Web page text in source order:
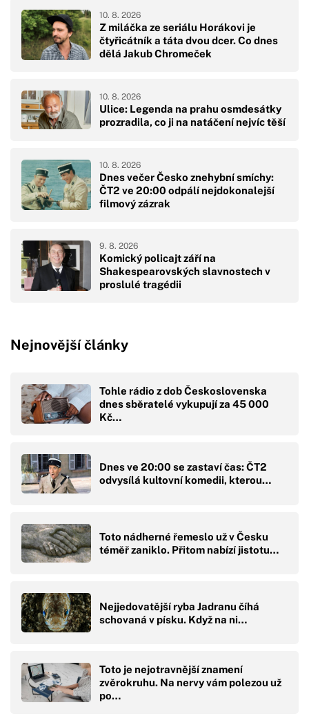
Z miláčka ze seriálu Horákovi je
čtyřicátník a táta dvou dcer. Co dnes
dělá Jakub Chromeček
10. 8. 2026
Ulice: Legenda na prahu osmdesátky
prozradila, co ji na natáčení nejvíc těší
10. 8. 2026
Dnes večer Česko znehybní smíchy:
ČT2 ve 20:00 odpálí nejdokonalejší
filmový zázrak
10. 8. 2026
Komický policajt září na
Shakespearovských slavnostech v
proslulé tragédii
9. 8. 2026
Nejnovější články
Tohle rádio z dob Československa
dnes sběratelé vykupují za 45 000
Kč…
Dnes ve 20:00 se zastaví čas: ČT2
odvysílá kultovní komedii, kterou…
Toto nádherné řemeslo už v Česku
téměř zaniklo. Přitom nabízí jistotu…
Nejjedovatější ryba Jadranu číhá
schovaná v písku. Když na ni…
Toto je nejotravnější znamení
zvěrokruhu. Na nervy vám polezou už
po…